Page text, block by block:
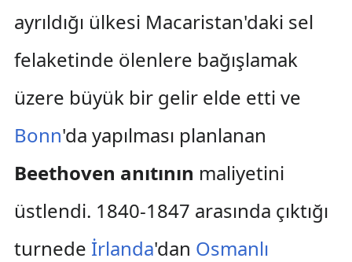
ayrıldığı ülkesi Macaristan'daki sel
felaketinde ölenlere bağışlamak
üzere büyük bir gelir elde etti ve
Bonn'da yapılması planlanan
Beethoven anıtının maliyetini
üstlendi. 1840-1847 arasında çıktığı
turnede İrlanda'dan Osmanlı